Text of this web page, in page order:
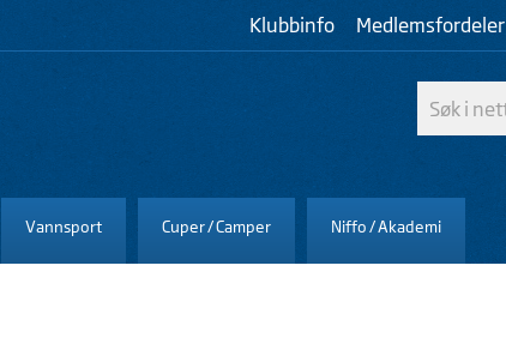
Klubbinfo Medlemsfordeler
Vannsport Cuper / Camper Niffo / Akademi